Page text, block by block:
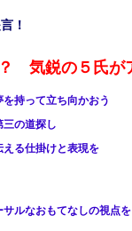
！
気鋭の５氏が
持って立ち向かおう
の道探し
る仕掛けと表現を
ルなおもてなしの視点を